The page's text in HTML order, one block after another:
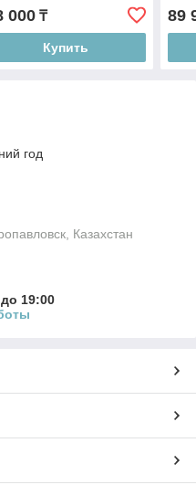
000₸
Купить
89
год
Казахстан
19:00